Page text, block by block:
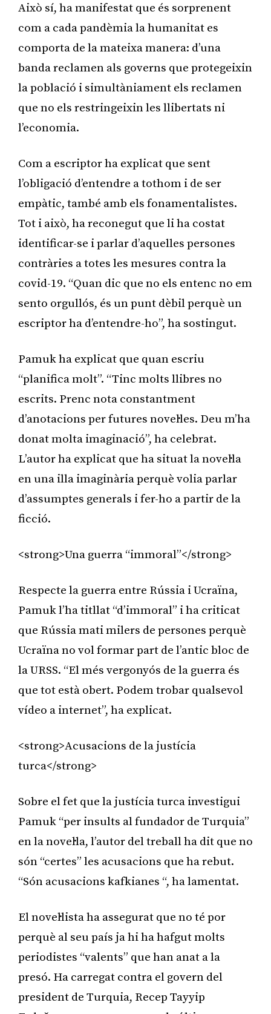
Això sí, ha manifestat que és sorprenent
com a cada pandèmia la humanitat es
comporta de la mateixa manera: d’una
banda reclamen als governs que protegeixin
la població i simultàniament els reclamen
que no els restringeixin les llibertats ni
l’economia.
Com a escriptor ha explicat que sent
l’obligació d’entendre a tothom i de ser
empàtic, també amb els fonamentalistes.
Tot i això, ha reconegut que li ha costat
identificar-se i parlar d’aquelles persones
contràries a totes les mesures contra la
covid-19. “Quan dic que no els entenc no em
sento orgullós, és un punt dèbil perquè un
escriptor ha d’entendre-ho”, ha sostingut.
Pamuk ha explicat que quan escriu
“planifica molt”. “Tinc molts llibres no
escrits. Prenc nota constantment
d’anotacions per futures novel·les. Deu m’ha
donat molta imaginació”, ha celebrat.
L’autor ha explicat que ha situat la novel·la
en una illa imaginària perquè volia parlar
d’assumptes generals i fer-ho a partir de la
ficció.
<strong>Una guerra “immoral”</strong>
Respecte la guerra entre Rússia i Ucraïna,
Pamuk l’ha titllat “d’immoral” i ha criticat
que Rússia mati milers de persones perquè
Ucraïna no vol formar part de l’antic bloc de
la URSS. “El més vergonyós de la guerra és
que tot està obert. Podem trobar qualsevol
vídeo a internet”, ha explicat.
<strong>Acusacions de la justícia
turca</strong>
Sobre el fet que la justícia turca investigui
Pamuk “per insults al fundador de Turquia”
en la novel·la, l’autor del treball ha dit que no
són “certes” les acusacions que ha rebut.
“Són acusacions kafkianes “, ha lamentat.
El novel·lista ha assegurat que no té por
perquè al seu país ja hi ha hafgut molts
periodistes “valents” que han anat a la
presó. Ha carregat contra el govern del
president de Turquia, Recep Tayyip